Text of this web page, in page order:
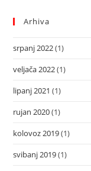
Arhiva
srpanj 2022(1)
veljača 2022(1)
lipanj 2021 (1)
rujan 2020(1)
kolovoz 2019(1)
svibanj 2019(1)